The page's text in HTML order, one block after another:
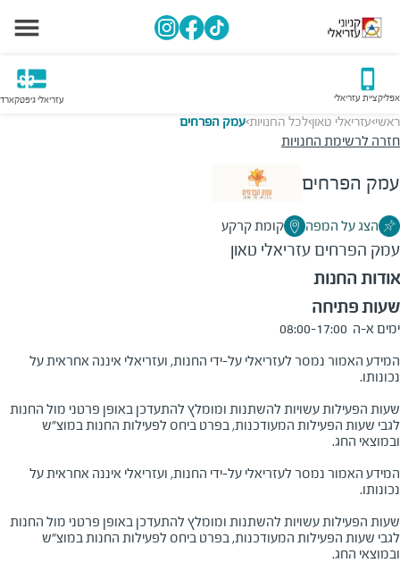
אפליקציית עזריאלי עזריאלי גיפטקארד
ראשי>עזריאלי טאון>לכל החנויות>עמק הפרחים
חזרה לרשימת החנויות
עמק הפרחים
הצג על המפה קומת קרקע
עמק הפרחים עזריאלי טאון
אודות החנות
שעות פתיחה
המידע האמור נמסר לעזריאלי על-ידי החנות, ועזריאלי איננה אחראית על
שעות הפעילות עשויות להשתנות ומומלץ להתעדכן באופן פרטני מול החנות
לגבי שעות הפעילות המעודכנות, בפרט ביחס לפעילות החנות במוצ"ש
ובמוצאי החג.